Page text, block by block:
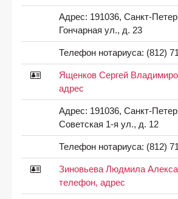
Адрес: 191036, Санкт-
Гончарная ул., д. 23
Телефон нотариуса: (812)
Ященков Сергей
адрес
Адрес: 191036, Санкт-
Советская 1-я ул., д. 12
Телефон нотариуса: (812)
Зиновьева Людмила
телефон, адрес